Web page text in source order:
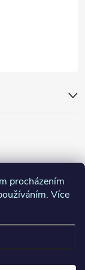
procházením
Více